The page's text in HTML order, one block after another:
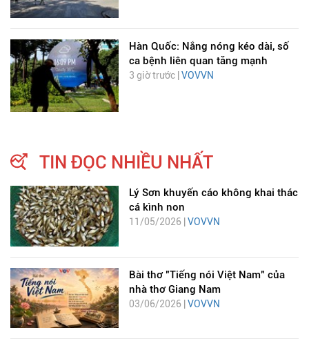
Hàn Quốc: Nắng nóng kéo dài, số
ca bệnh liên quan tăng mạnh
3 giờ trước | VOVVN
TIN ĐỌC NHIỀU NHẤT
Lý Sơn khuyến cáo không khai thác
cá kình non
11/05/2026 | VOVVN
Bài thơ "Tiếng nói Việt Nam" của
nhà thơ Giang Nam
03/06/2026 |VOVVN